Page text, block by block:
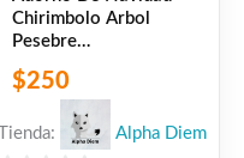
Chirimbolo Arbol
Pesebre
Personalizado 3d
$250
Tienda: Alpha Diem